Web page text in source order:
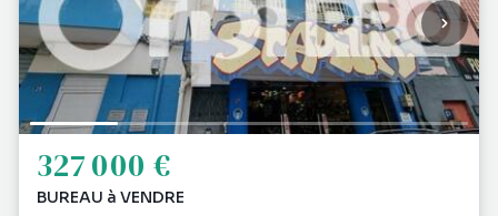
327 000 €
BUREAU à VENDRE